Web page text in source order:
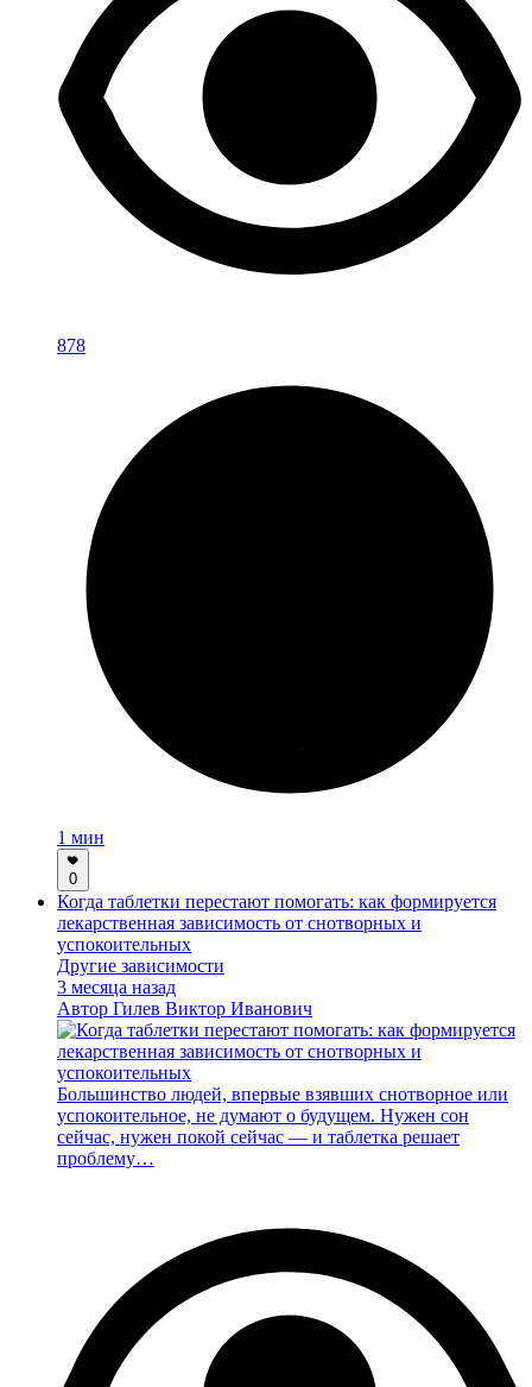
878
1 мин
0
Когда таблетки перестают помогать: как формируется
лекарственная зависимость от снотворных и
успокоительных
Другие зависимости
3 месяца назад
Автор Гилев Виктор Иванович
Большинство людей, впервые взявших снотворное или
успокоительное, не думают о будущем. Нужен сон
сейчас, нужен покой сейчас — и таблетка решает
проблему…